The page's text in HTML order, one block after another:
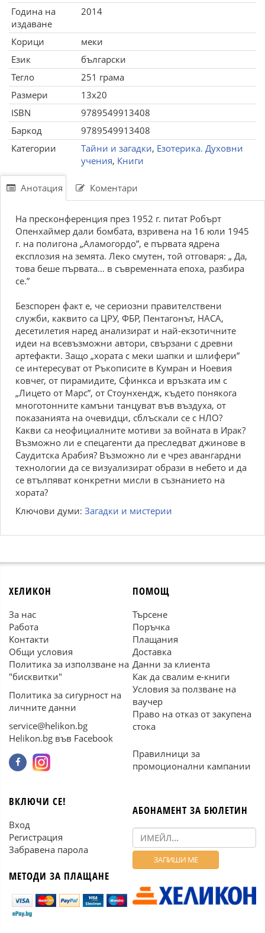
Година на
издаване
2014
Корици
меки
Език
български
Тегло
251 грама
Размери
13x20
ISBN
9789549913408
Баркод
9789549913408
Категории
Тайни и загадки, Езотерика. Духовни
учения, Книги
Анотация Коментари
На пресконференция през 1952 г. питат Робърт
Опенхаймер дали бомбата, взривена на 16 юли 1945
г. на полигона „Аламогордо”, е първата ядрена
експлозия на земята. Леко смутен, той отговаря: „ Да,
това беше първата… в съвременната епоха, разбира
се.”
Безспорен факт е, че сериозни правителствени
служби, каквито са ЦРУ, ФБР, Пентагонът, НАСА,
десетилетия наред анализират и най-екзотичните
идеи на всевъзможни автори, свързани с древни
артефакти. Защо „хората с меки шапки и шлифери”
се интересуват от Ръкописите в Кумран и Ноевия
ковчег, от пирамидите, Сфинкса и връзката им с
„Лицето от Марс”, от Стоунхендж, където понякога
многотонните камъни танцуват във въздуха, от
показанията на очевидци, сблъскали се с НЛО?
Какви са неофициалните мотиви за войната в Ирак?
Възможно ли е спецагенти да преследват джинове в
Саудитска Арабия? Възможно ли е чрез авангардни
технологии да се визуализират образи в небето и да
се втълпяват конкретни мисли в съзнанието на
хората?
Ключови думи: Загадки и мистерии
ХЕЛИКОН
За нас
Работа
Контакти
Общи условия
Политика за използване на
"бисквитки"
Политика за сигурност на
личните данни
service@helikon.bg
Helikon.bg във Facebook
ПОМОЩ
Търсене
Поръчка
Плащания
Доставка
Данни за клиента
Как да свалим е-книги
Условия за ползване на
ваучер
Право на отказ от закупена
стока
Правилници за
промоционални кампании
ВКЛЮЧИ СЕ!
Вход
Регистрация
Забравена парола
МЕТОДИ ЗА ПЛАЩАНЕ
АБОНАМЕНТ ЗА БЮЛЕТИН